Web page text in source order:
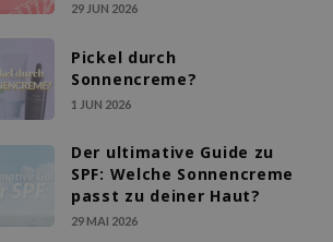
29 JUN 2026
Pickel durch
Sonnencreme?
1 JUN 2026
Der ultimative Guide zu
SPF: Welche Sonnencreme
passt zu deiner Haut?
29 MAI 2026